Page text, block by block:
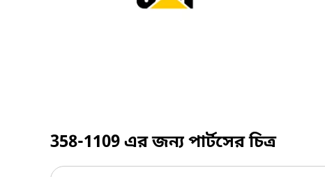
358-1109এর জন্য পার্টসের চিত্র